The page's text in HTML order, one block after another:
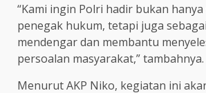
“Kami ingin Polri hadir bukan hanya
penegak hukum, tetapi juga
mendengar dan membantu
persoalan masyarakat,” tambahnya.
Menurut AKP Niko, kegiatan ini